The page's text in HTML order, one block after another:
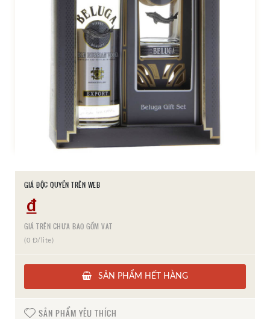
GIÁ ĐỘC QUYỀN TRÊN WEB
đ
GIÁ TRÊN CHƯA BAO GỒM VAT
(0 Đ/lite)
SẢN PHẨM HẾT HÀNG
SẢN PHẨM YÊU THÍCH